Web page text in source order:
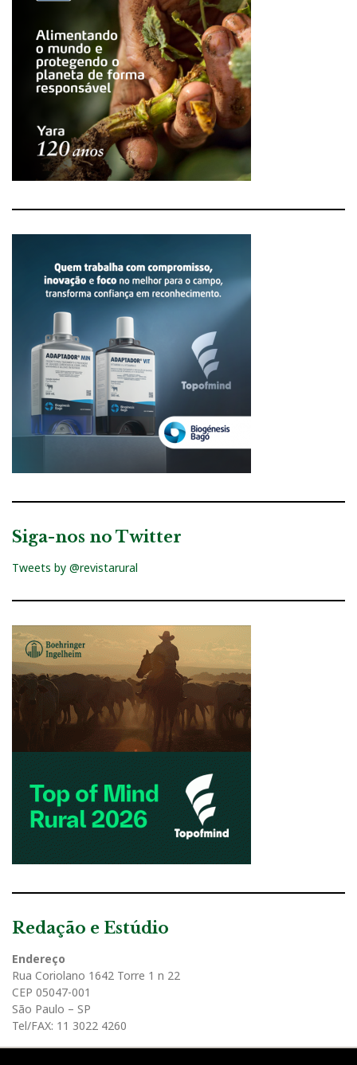
Siga-nos no Twitter
Tweets by @revistarural
Redação e Estúdio
Endereço
Rua Coriolano 1642 Torre 1 n 22
CEP 05047-001
São Paulo – SP
Tel/FAX: 11 3022 4260